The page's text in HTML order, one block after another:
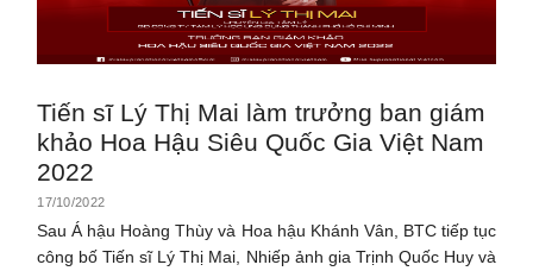
Tiến sĩ Lý Thị Mai làm trưởng ban giám
khảo Hoa Hậu Siêu Quốc Gia Việt Nam
2022
17/10/2022
Sau Á hậu Hoàng Thùy và Hoa hậu Khánh Vân, BTC tiếp tục
công bố Tiến sĩ Lý Thị Mai, Nhiếp ảnh gia Trịnh Quốc Huy và